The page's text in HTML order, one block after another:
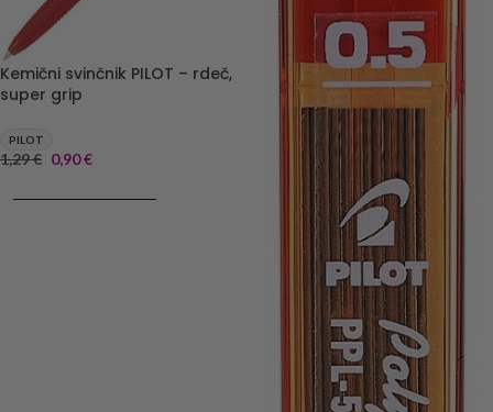
Kemični svinčnik PILOT – rdeč,
super grip
PILOT
1,29€ 0,90€